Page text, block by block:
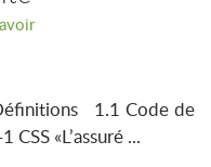
1.1 Code de
«L’assuré ...